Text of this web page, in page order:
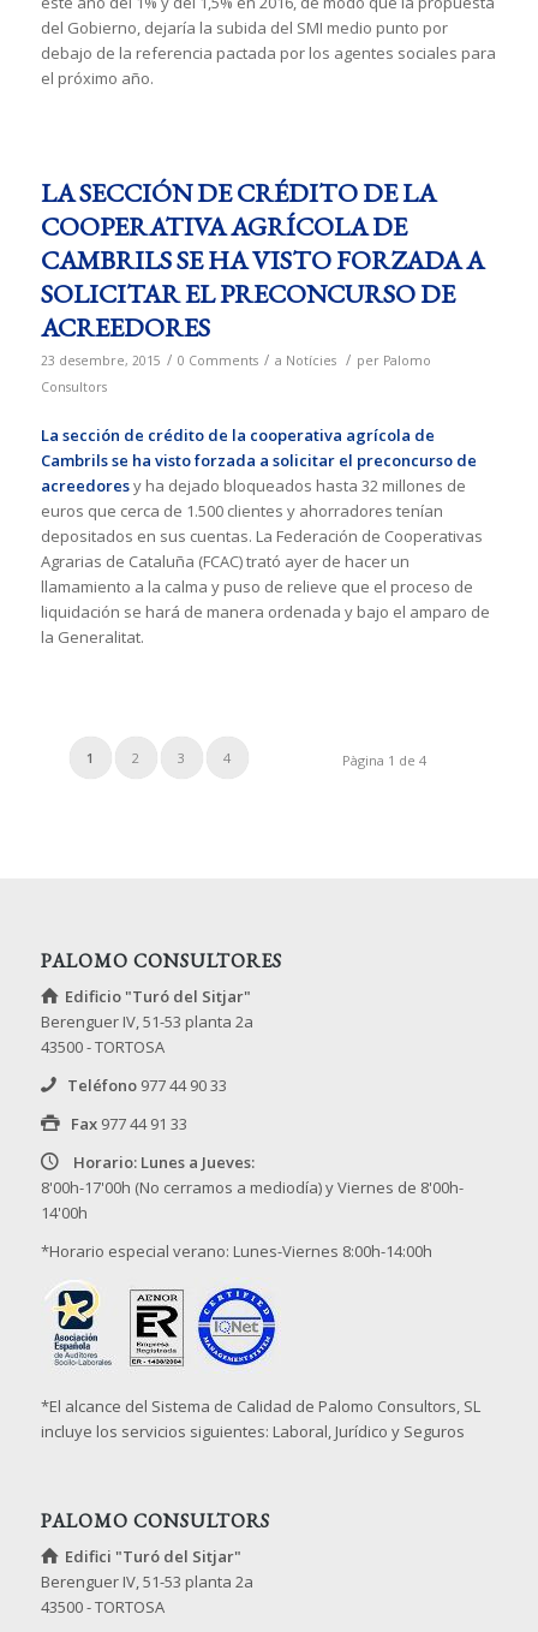
del Gobierno, dejaría la subida del SMI medio punto por
debajo de la referencia pactada por los agentes sociales para
el próximo año.
LA SECCIÓN DE CRÉDITO DE LA
COOPERATIVA AGRÍCOLA DE
CAMBRILS SE HA VISTO FORZADA A
SOLICITAR EL PRECONCURSO DE
ACREEDORES
23 desembre, 2015 / 0 Comments / a Notícies / per Palomo
Consultors
La sección de crédito de la cooperativa agrícola de
Cambrilsse ha visto forzada a solicitar el preconcurso de
acreedoresy ha dejado bloqueados hasta 32 millones de
euros que cerca de 1.500 clientes y ahorradores tenían
depositados en sus cuentas. La Federación de Cooperativas
Agrarias de Cataluña (FCAC) trató ayer de hacer un
llamamiento a la calma y puso de relieve que el proceso de
liquidación se hará de manera ordenada y bajo el amparo de
la Generalitat.
Pàgina 1 de 4
1 2 3 4
PALOMO CONSULTORES
Edificio "Turó del Sitjar"
Berenguer IV, 51-53 planta 2a
43500 - TORTOSA
Teléfono 977 44 90 33
Fax 977 44 91 33
Horario: Lunes a Jueves:
8'00h-17'00h (No cerramos a mediodía) y Viernes de 8'00h-
14'00h
*Horario especial verano: Lunes-Viernes 8:00h-14:00h
*El alcance del Sistema de Calidad de Palomo Consultors, SL
incluye los servicios siguientes: Laboral, Jurídico y Seguros
PALOMO CONSULTORS
Edifici "Turó del Sitjar"
Berenguer IV, 51-53 planta 2a
43500 - TORTOSA